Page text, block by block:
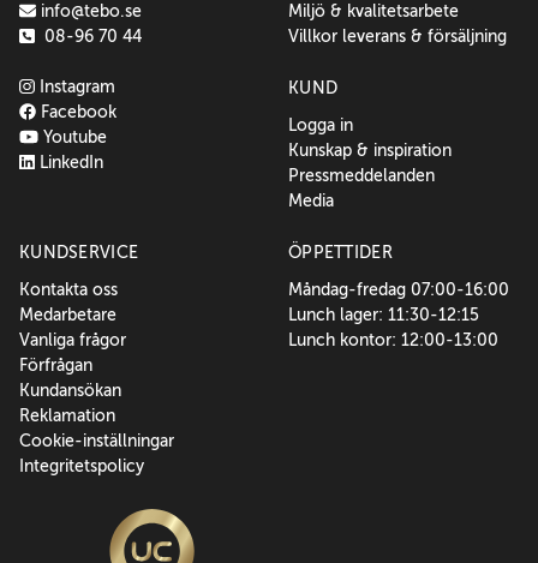
info@tebo.se
08-96 70 44
Instagram
Facebook
Youtube
LinkedIn
Miljö & kvalitetsarbete
Villkor leverans & försäljning
KUND
Logga in
Kunskap & inspiration
Pressmeddelanden
Media
KUNDSERVICE
Kontakta oss
Medarbetare
Vanliga frågor
Förfrågan
Kundansökan
Reklamation
Cookie-inställningar
Integritetspolicy
ÖPPETTIDER
Måndag-fredag 07:00-16:00
Lunch lager: 11:30-12:15
Lunch kontor: 12:00-13:00